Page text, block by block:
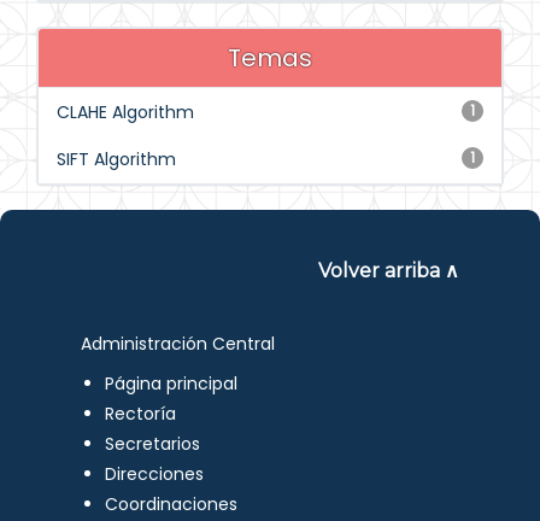
Temas
1
CLAHE Algorithm
1
SIFT Algorithm
Volver arriba ∧
Administración Central
Página principal
Rectoría
Secretarios
Direcciones
Coordinaciones